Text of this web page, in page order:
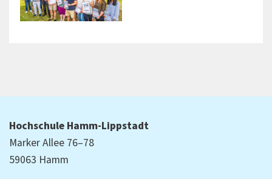
Hochschule Hamm-Lippstadt
Marker Allee 76–78
59063 Hamm